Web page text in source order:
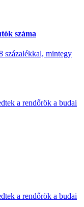
száma
százalékkal, mintegy
a rendőrök a budai
a rendőrök a budai